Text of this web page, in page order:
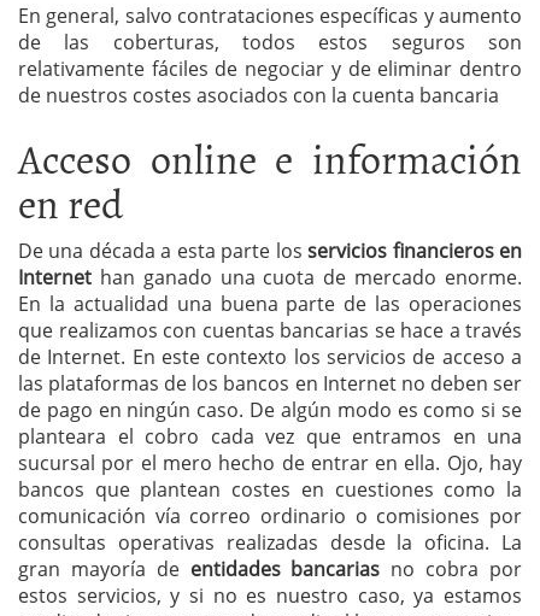
En general, salvo contrataciones específicas y aumento
de las coberturas, todos estos seguros son
relativamente fáciles de negociar y de eliminar dentro
de nuestros costes asociados con la cuenta bancaria
Acceso online e información
en red
De una década a esta parte losservicios financieros en
Internet han ganado una cuota de mercado enorme.
En la actualidad una buena parte de las operaciones
que realizamos con cuentas bancarias se hace a través
de Internet. En este contexto los servicios de acceso a
las plataformas de los bancos en Internet no deben ser
de pago en ningún caso. De algún modo es como si se
planteara el cobro cada vez que entramos en una
sucursal por el mero hecho de entrar en ella. Ojo, hay
bancos que plantean costes en cuestiones como la
comunicación vía correo ordinario o comisiones por
consultas operativas realizadas desde la oficina. La
gran mayoría deentidades bancarias no cobra por
estos servicios, y si no es nuestro caso, ya estamos